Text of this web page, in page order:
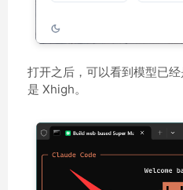
打开之后，可以看到模型已
是 Xhigh。